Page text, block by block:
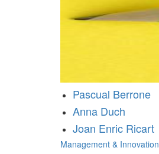
Pascual Berrone
Anna Duch
Joan Enric Ricart
Management & Innovation